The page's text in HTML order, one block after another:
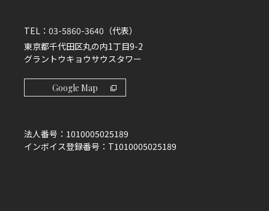
年）
伊藤眞＝松下淳一＝山本和彦編『新破産法の基本構造と
実務』（ジュリスト増刊）（有斐閣、2007年）
事業再生研究機構＝
松下淳一
理論』（商事法務、2014年）
『会社裁判にかかる理論の到達点』（商事法務、2014
年）
TEL： 03-5860-3640 （代表）
東京都千代田区丸の内1丁目9-2
グラントウキョウサウスタワー
Google Map
法人番号： 1010005025189
インボイス登録番号： T1010005025189